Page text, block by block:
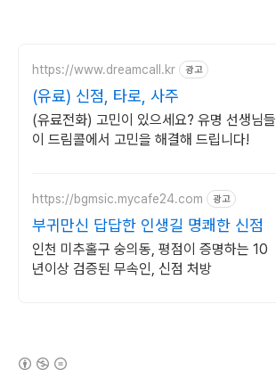
https://www.dreamcall.kr 광고
(유료) 신점, 타로, 사주
(유료전화) 고민이 있으세요? 유명 선생님들
이 드림콜에서 고민을 해결해 드립니다!
https://bgmsic.mycafe24.com 광고
부귀만신 답답한 인생길 명쾌한 신점
인천 미추홀구 숭의동, 평점이 증명하는 10
년이상 검증된 무속인, 신점 처방